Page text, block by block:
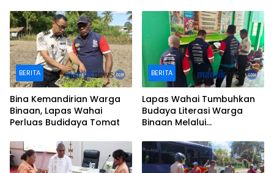
BERITA
Bina Kemandirian Warga
Binaan, Lapas Wahai
Perluas Budidaya Tomat
BERITA
Lapas Wahai Tumbuhkan
Budaya Literasi Warga
Binaan Melalui